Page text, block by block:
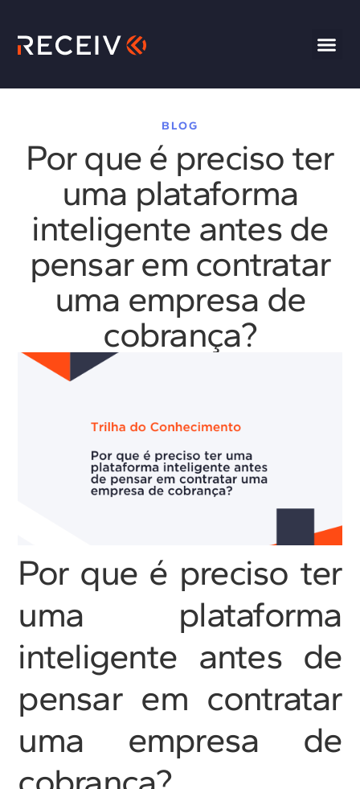
BLOG
Por que é preciso ter
uma plataforma
inteligente antes de
pensar em contratar
uma empresa de
cobrança?
Por que é preciso ter
uma plataforma
inteligente antes de
pensar em contratar
uma empresa de